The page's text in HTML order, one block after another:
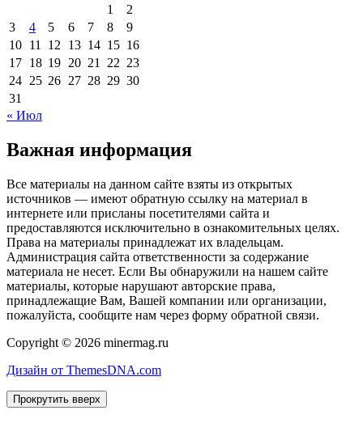
1
2
3
4 5 6 7 8
9
10 11 12 13 14 15 16
17 18 19 20 21 22 23
24 25 26 27 28 29 30
31
« Июл
Важная информация
Все материалы на данном сайте взяты из открытых
источников — имеют обратную ссылку на материал в
интернете или присланы посетителями сайта и
предоставляются исключительно в ознакомительных целях.
Права на материалы принадлежат их владельцам.
Администрация сайта ответственности за содержание
материала не несет. Если Вы обнаружили на нашем сайте
материалы, которые нарушают авторские права,
принадлежащие Вам, Вашей компании или организации,
пожалуйста, сообщите нам через форму обратной связи.
Copyright © 2026 minermag.ru
Дизайн от ThemesDNA.com
Прокрутить вверх